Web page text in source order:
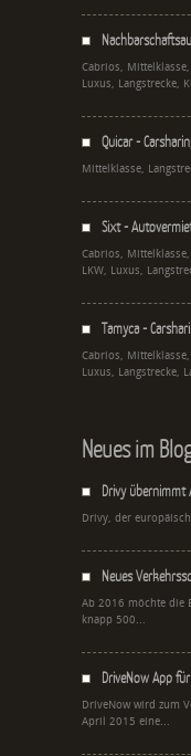
Cabrios,
Luxus, Langstrecke,
Quicar -
Mittelklasse,
Sixt -
Cabrios,
LKW, Luxus,
Tamyca -
Cabrios,
Luxus, Langstrecke,
Neues im
Drivy übernimmt
Drivy, der
Neues
Ab 2016 möchte die
knapp 500...
DriveNow App
DriveNow wird zum
April 2015 eine...